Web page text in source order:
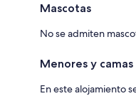
Mascotas
No se admiten
Menores y
En este alojamiento